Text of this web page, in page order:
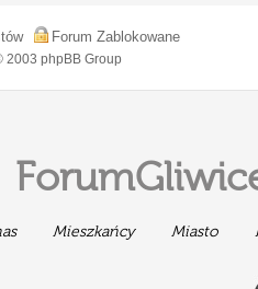
Forum Zablokowane
2003 phpBB Group
Mieszkańcy Miasto